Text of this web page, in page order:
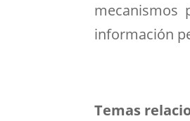
mecanismos
información
Temas